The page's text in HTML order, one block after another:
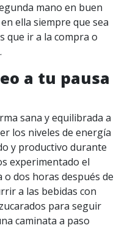
mano en buen
ella siempre que sea
que ir a la compra o
a tu pausa
sana y equilibrada a
los niveles de energía
y productivo durante
experimentado el
dos horas después de
a las bebidas con
para seguir
caminata a paso